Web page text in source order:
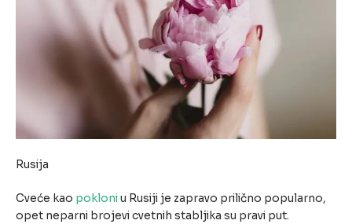
Rusija
Cveće kao pokloniu Rusiji je zapravo prilično popularno,
opet neparni brojevi cvetnih stabljika su pravi put.